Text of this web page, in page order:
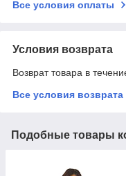
Все условия оплаты
Условия возврата
Возврат товара в
Все условия возврата
Подобные товары